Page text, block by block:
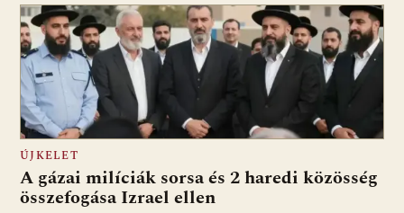
ÚJKELET
A gázai milíciák sorsa és 2 haredi közösség
összefogása Izrael ellen